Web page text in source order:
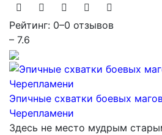
Рейтинг: 0–0 отзывов
– 7.6
Эпичные схватки боевых
Черепламени
Здесь не место мудрым